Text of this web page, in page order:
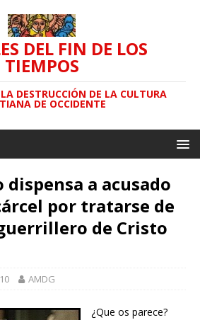
DEL FIN DE LOS
TIEMPOS
DESTRUCCIÓN DE LA CULTURA
DE OCCIDENTE
dispensa a acusado
por tratarse de
de Cristo
AMDG
¿Que os parece?